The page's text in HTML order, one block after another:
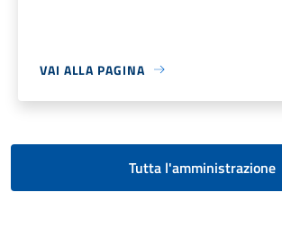
VAI ALLA PAGINA
Tutta l'amministrazione